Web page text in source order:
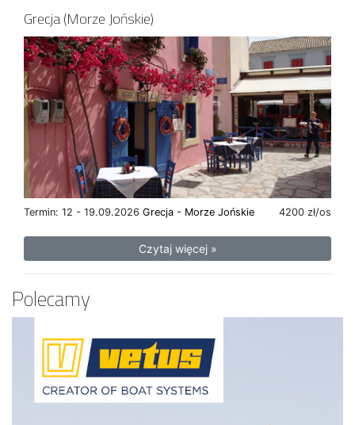
Grecja (Morze Jońskie)
Termin: 12 - 19.09.2026 4200 zł/os
Grecja - Morze Jońskie
Czytaj więcej »
Polecamy